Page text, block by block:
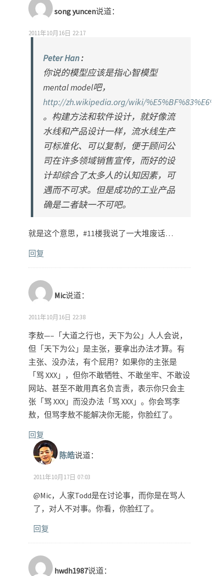
song yuncen说道：
2011年10月16日 22:17
Peter Han:
你说的模型应该是指心智模型
mental model吧，
http://zh.wikipedia.org/wiki/
。构建方法和软件设计，就好像流
水线和产品设计一样，流水线生产
可标准化、可以复制，便于顾问公
司在许多领域销售宣传，而好的设
计却综合了太多人的认知因素，可
遇而不可求。但是成功的工业产品
确是二者缺一不可吧。
就是这个意思，#11楼我说了一大堆废话…
回复
Mic说道：
2011年10月16日 22:38
李敖—–「大道之行也，天下为公」人人会说，
但「天下为公」是主张，要拿出办法才算。有
主张、没办法，有个屁用？如果你的主张是
「骂 XXX」，但你不敢牺牲、不敢坐牢、不敢设
网站、甚至不敢用真名负言责，表示你只会主
张「骂 XXX」而没办法「骂 XXX」。你会骂李
敖，但骂李敖不能解决你无能，你脸红了。
回复
陈皓说道：
2011年10月17日 07:03
@Mic，人家Todd是在讨论事，而你是在骂人
了，对人不对事。你看，你脸红了。
回复
hwdh1987说道：